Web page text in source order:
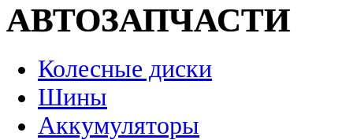
АВТОЗАПЧАСТИ
Колесные диски
Шины
Аккумуляторы